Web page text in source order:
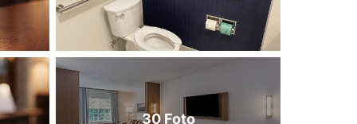
30 Foto